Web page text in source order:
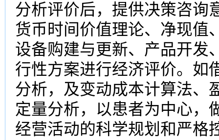
分析评价后，提供决策咨询
货币时间价值理论、净现值
设备购建与更新、产品开发
行性方案进行经济评价。如
分析，及变动成本计算法、
定量分析，以患者为中心，
经营活动的科学规划和严格